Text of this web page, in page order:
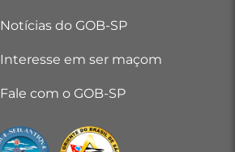
Notícias do GOB-SP
Interesse em ser maçom
Fale com o GOB-SP